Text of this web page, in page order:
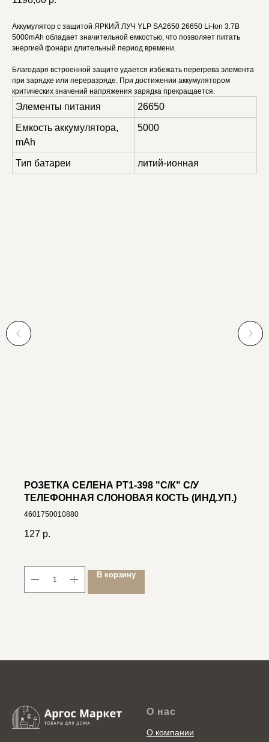
Аккумулятор c защитой ЯРКИЙ ЛУЧ YLP SA2650 26650 Li-Ion 3.7В
5000mAh обладает значительной емкостью, что позволяет питать
энергией фонари длительный период времени.
Благодаря встроенной защите удается избежать перегрева элемента
при зарядке или переразряде. При достижении аккумулятором
критических значений напряжения зарядка прекращается.
Элементы питания 26650
Емкость аккумулятора,
mAh
5000
Тип батареи литий-ионная
РОЗЕТКА СЕЛЕНА РТ1-398 "С/К" С/У
ТЕЛЕФОННАЯ СЛОНОВАЯ КОСТЬ (ИНД.УП.)
4601750010880
127 р.
В корзину
О нас
О компании